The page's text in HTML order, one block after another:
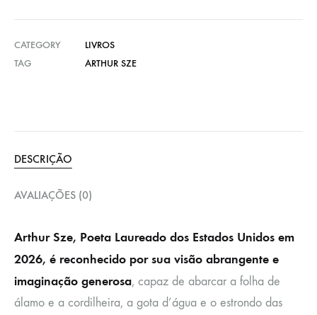
CATEGORY
LIVROS
TAG
ARTHUR SZE
DESCRIÇÃO
AVALIAÇÕES (0)
Arthur Sze, Poeta Laureado dos Estados Unidos em
2026, é reconhecido por sua visão abrangente e
imaginação generosa, capaz de abarcar a folha de
álamo e a cordilheira, a gota d’água e o estrondo das